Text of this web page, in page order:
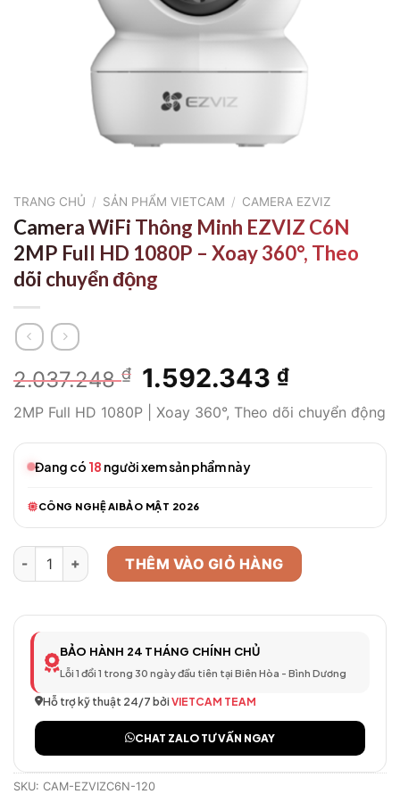
TRANG CHỦ / SẢN PHẨM VIETCAM / CAMERA EZVIZ
Camera WiFi Thông Minh EZVIZ C6N
2MP Full HD 1080P – Xoay 360°, Theo
dõi chuyển động
2.037.248₫
Giá
gốc
là:
2.037.248 ₫.
1.592.343 ₫Giá
tại
là:
2MP Full HD 1080P | Xoay 360°, Theo dõi chuyển động
Đang có 18 người xem sản phẩm này
CÔNG NGHỆ AIBẢO MẬT 2026
Camera WiFi Thông Minh EZVIZ C6N 2MP Full HD 1080P -
THÊM VÀO GIỎ HÀNG
BẢO HÀNH 24 THÁNG CHÍNH CHỦ
Lỗi 1 đổi 1 trong 30 ngày đầu tiên tại Biên Hòa - Bình Dương
Hỗ trợ kỹ thuật 24/7 bởi VIETCAM TEAM
CHAT ZALO TƯ VẤN NGAY
SKU: CAM-EZVIZC6N-120